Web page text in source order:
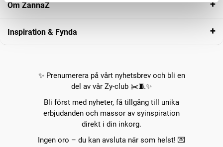
Om ZannaZ
Inspiration & Fynda
✨ Prenumerera på vårt nyhetsbrev och bli en
del av vår Zy-club ✂️🧵✨
Bli först med nyheter, få tillgång till unika
erbjudanden och massor av syinspiration
direkt i din inkorg.
Ingen oro – du kan avsluta när som helst! 💌